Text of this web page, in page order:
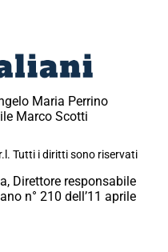
Maria Perrino
Marco Scotti
Tutti i diritti sono riservati
Direttore responsabile
n° 210 dell’11 aprile